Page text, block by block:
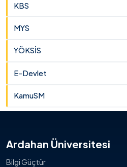
KBS
MYS
YÖKSİS
E-Devlet
KamuSM
Ardahan Üniversitesi
Bilgi Güçtür